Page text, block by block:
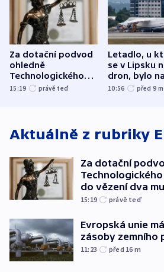
Za dotační podvod
ohledně
Technologického
parku poslal soud
15:19 právě teď
Letadlo, u
se v Lipsku
dron, bylo
municí, píší
10:56 před 9 m
Aktuálně z rubriky
Za dotační
do vězení dva
15:19 právě teď
Evropská unie
zásoby zemního
11:23 před 16 m